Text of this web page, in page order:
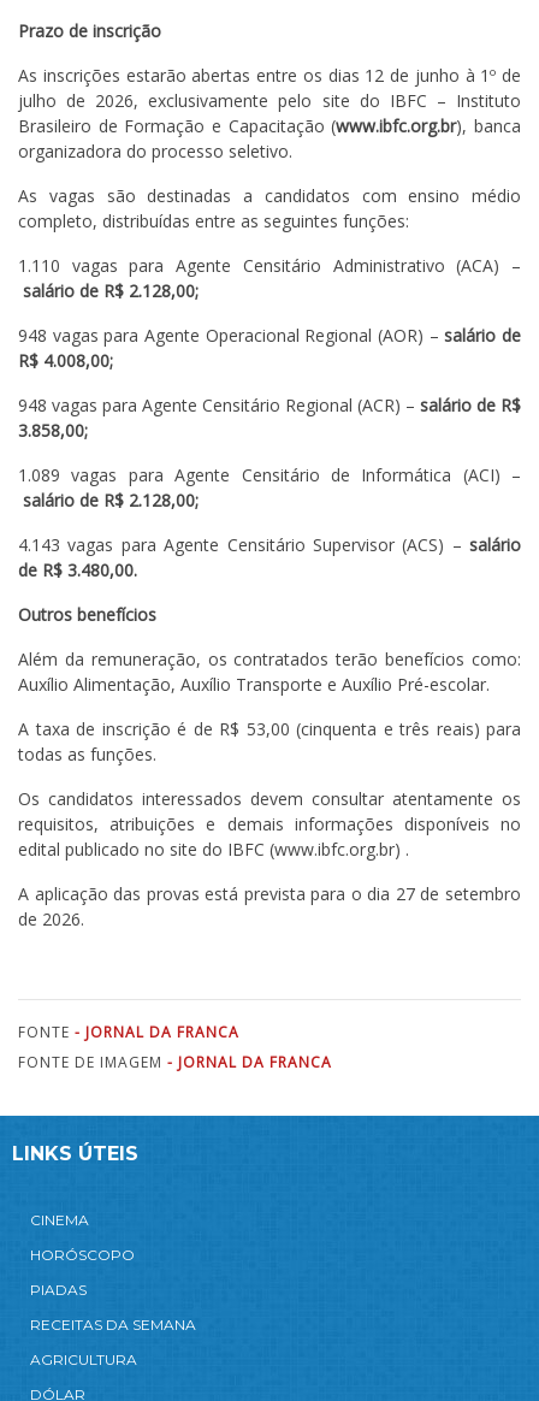
Prazo de inscrição
As inscrições estarão abertas entre os dias 12 de junho à 1º de
julho de 2026, exclusivamente pelo site do IBFC – Instituto
Brasileiro de Formação e Capacitação (www.ibfc.org.br), banca
organizadora do processo seletivo.
As vagas são destinadas a candidatos com ensino médio
completo, distribuídas entre as seguintes funções:
1.110 vagas para Agente Censitário Administrativo (ACA) –
salário de R$ 2.128,00;
948 vagas para Agente Operacional Regional (AOR) –salário de
R$ 4.008,00;
948 vagas para Agente Censitário Regional (ACR) – salário de R$
3.858,00;
1.089 vagas para Agente Censitário de Informática (ACI) –
salário de R$ 2.128,00;
4.143 vagas para Agente Censitário Supervisor (ACS) – salário
de R$ 3.480,00.
Outros benefícios
Além da remuneração, os contratados terão benefícios como:
Auxílio Alimentação, Auxílio Transporte e Auxílio Pré-escolar.
A taxa de inscrição é de R$ 53,00 (cinquenta e três reais) para
todas as funções.
Os candidatos interessados devem consultar atentamente os
requisitos, atribuições e demais informações disponíveis no
edital publicado no site do IBFC (www.ibfc.org.br) .
A aplicação das provas está prevista para o dia 27 de setembro
de 2026.
FONTE - JORNAL DA FRANCA
FONTE DE IMAGEM - JORNAL DA FRANCA
LINKS ÚTEIS
CINEMA
HORÓSCOPO
PIADAS
RECEITAS DA SEMANA
AGRICULTURA
DÓLAR